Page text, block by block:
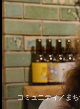
コミュニティ／まち